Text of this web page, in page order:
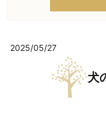
2025/05/27
犬